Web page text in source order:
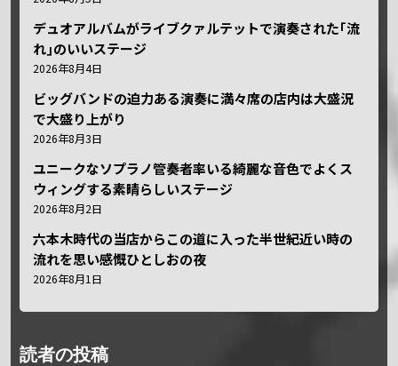
デュオアルバムがライブクァルテットで演奏された｢流
れ｣のいいステージ
2026年8月4日
ビッグバンドの迫力ある演奏に満々席の店内は大盛況
で大盛り上がり
2026年8月3日
ユニークなソプラノ管奏者率いる綺麗な音色でよくス
ウィングする素晴らしいステージ
2026年8月2日
六本木時代の当店からこの道に入った半世紀近い時の
流れを思い感慨ひとしおの夜
2026年8月1日
読者の投稿